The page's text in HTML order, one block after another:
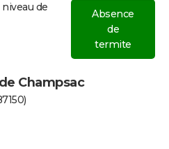
de
Absence
de
termite
Champsac